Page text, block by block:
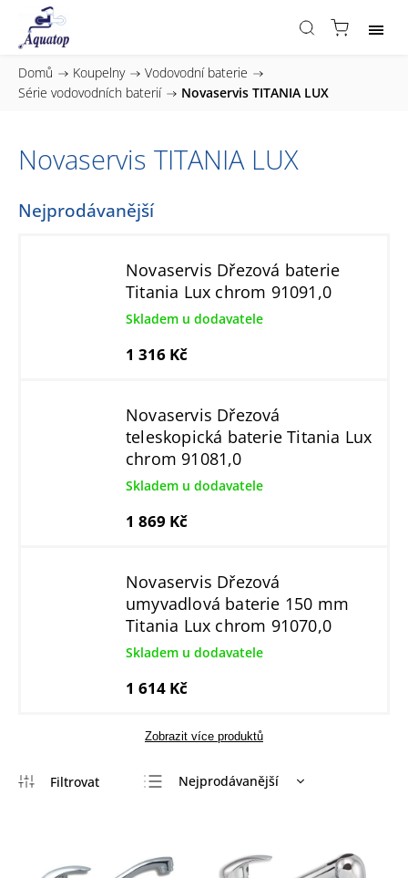
Domů / Koupelny / Vodovodní baterie /
Série vodovodních baterií / Novaservis TITANIA LUX
Novaservis TITANIA LUX
Nejprodávanější
Novaservis Dřezová baterie
Titania Lux chrom 91091,0
Skladem u dodavatele
1 316 Kč
Novaservis Dřezová
teleskopická baterie Titania Lux
chrom 91081,0
Skladem u dodavatele
1 869 Kč
Novaservis Dřezová
umyvadlová baterie 150 mm
Titania Lux chrom 91070,0
Skladem u dodavatele
1 614 Kč
Zobrazit více produktů
Nejprodávanější
Abecedně